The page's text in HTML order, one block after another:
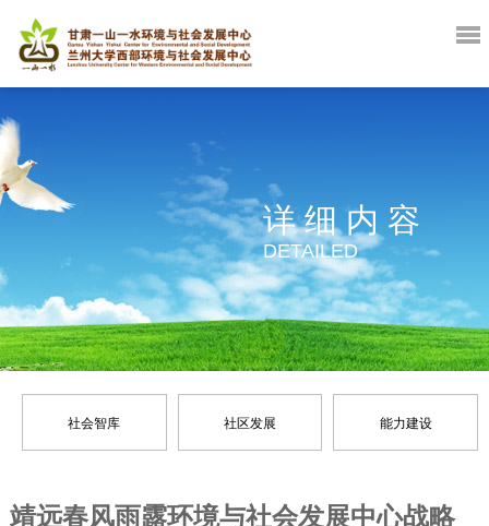
详细内容
DETAILED
社会智库 社区发展 能力建设
靖远春风雨露环境与社会发展中心战略